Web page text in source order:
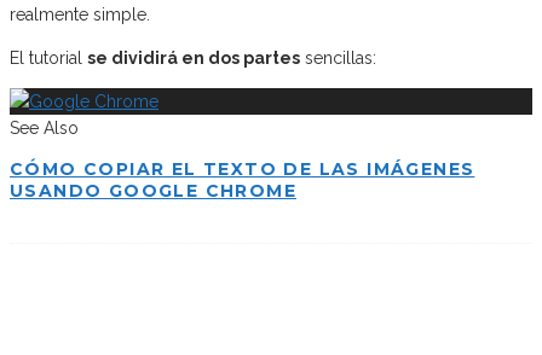
realmente simple.
El tutorial se dividirá en dos partes sencillas:
See Also
CÓMO COPIAR EL TEXTO DE LAS IMÁGENES
USANDO GOOGLE CHROME